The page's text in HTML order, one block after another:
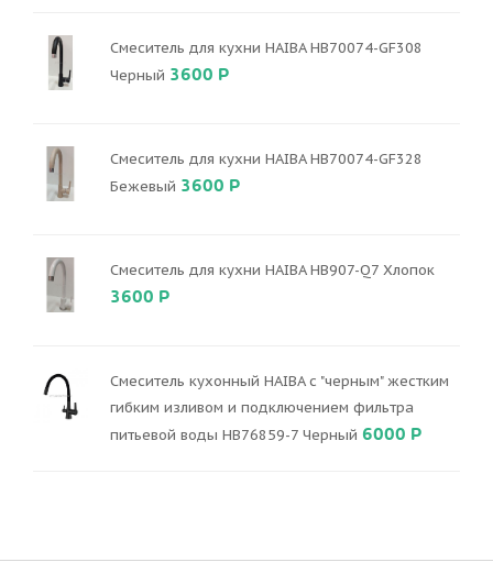
Смеситель для кухни HAIBA HB70074-GF308
Черный 3600 Р
Смеситель для кухни HAIBA HB70074-GF328
Бежевый 3600 Р
Смеситель для кухни HAIBA HB907-Q7 Хлопок
3600 Р
Смеситель кухонный HAIBA с "черным" жестким
гибким изливом и подключением фильтра
питьевой воды HB76859-7 Черный 6000 Р